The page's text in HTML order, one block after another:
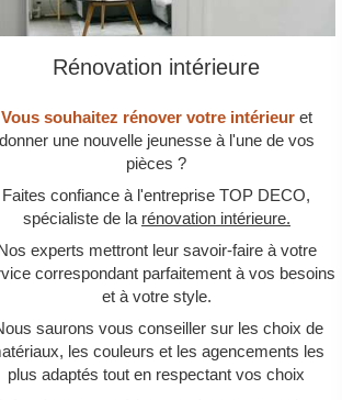
Rénovation intérieure
Vous souhaitez rénover votre intérieuret
donner une nouvelle jeunesse à l'une de vos
pièces ?
Faites confiance à l'entreprise TOP DECO,
spécialiste de la rénovation intérieure.
experts mettront leur savoir-faire à votre
correspondant parfaitement à vos besoins
et à votre style.
saurons vous conseiller sur les choix de
les couleurs et les agencements les
plus adaptés tout en respectant vos choix